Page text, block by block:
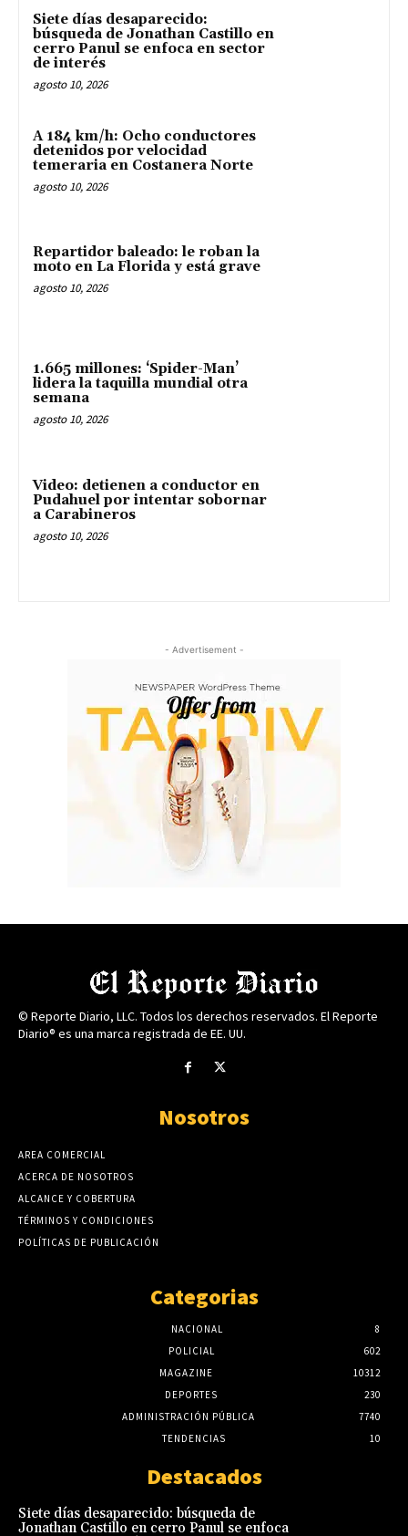
Siete días desaparecido:
búsqueda de Jonathan Castillo en
cerro Panul se enfoca en sector
de interés
agosto 10, 2026
A 184 km/h: Ocho conductores
detenidos por velocidad
temeraria en Costanera Norte
agosto 10, 2026
Repartidor baleado: le roban la
moto en La Florida y está grave
agosto 10, 2026
1.665 millones: ‘Spider-Man’
lidera la taquilla mundial otra
semana
agosto 10, 2026
Video: detienen a conductor en
Pudahuel por intentar sobornar
a Carabineros
agosto 10, 2026
- Advertisement -
© Reporte Diario, LLC. Todos los derechos reservados. El Reporte
Diario® es una marca registrada de EE. UU.
Nosotros
AREA COMERCIAL
ACERCA DE NOSOTROS
ALCANCE Y COBERTURA
TÉRMINOS Y CONDICIONES
POLÍTICAS DE PUBLICACIÓN
Categorias
NACIONAL
8
POLICIAL
602
MAGAZINE
10312
DEPORTES
230
ADMINISTRACIÓN PÚBLICA
7740
TENDENCIAS
10
Destacados
Siete días desaparecido: búsqueda de
Jonathan Castillo en cerro Panul se enfoca